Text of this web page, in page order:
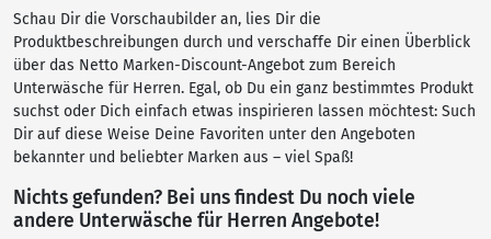
Schau Dir die Vorschaubilder an, lies Dir die
Produktbeschreibungen durch und verschaffe Dir einen Überblick
über das Netto Marken-Discount-Angebot zum Bereich
Unterwäsche für Herren. Egal, ob Du ein ganz bestimmtes Produkt
suchst oder Dich einfach etwas inspirieren lassen möchtest: Such
Dir auf diese Weise Deine Favoriten unter den Angeboten
bekannter und beliebter Marken aus – viel Spaß!
Nichts gefunden? Bei uns findest Du noch viele
andere Unterwäsche für Herren Angebote!